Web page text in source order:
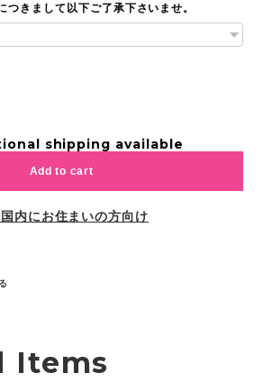
つきまして以下ご了承下さいませ。
shipping available
Add to cart
内にお住まいの方向け
Items